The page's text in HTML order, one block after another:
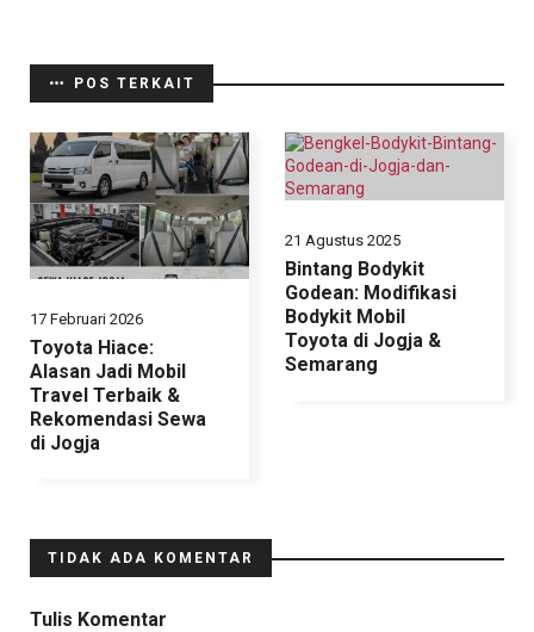
POS TERKAIT
17 Februari 2026
Toyota Hiace:
Alasan Jadi Mobil
Travel Terbaik &
Rekomendasi Sewa
di Jogja
21 Agustus 2025
Bintang Bodykit
Godean: Modifikasi
Bodykit Mobil
Toyota di Jogja &
Semarang
TIDAK ADA KOMENTAR
Tulis Komentar